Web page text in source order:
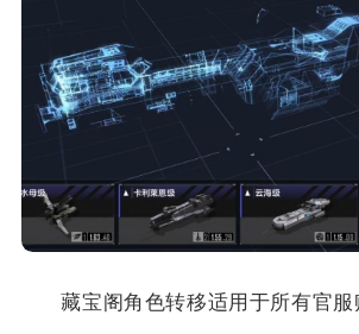
藏宝阁角色转移适用于所有官